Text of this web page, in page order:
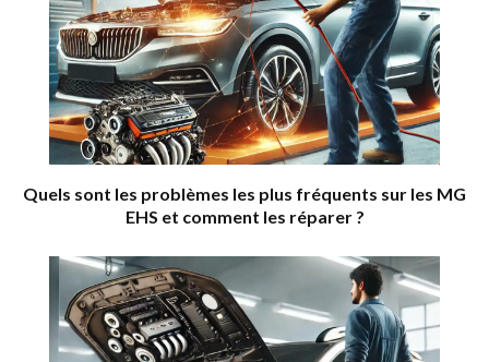
Quels sont les problèmes les plus fréquents sur les MG
EHS et comment les réparer ?